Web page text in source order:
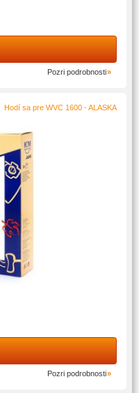
Pozri podrobnosti
Hodí sa pre WVC 1600 - ALASKA
Pozri podrobnosti